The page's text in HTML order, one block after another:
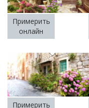
Примерить
онлайн
Примерить